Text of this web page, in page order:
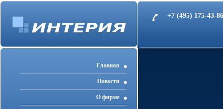
+7 (495) 175-43-
Главная
Новости
О фирме